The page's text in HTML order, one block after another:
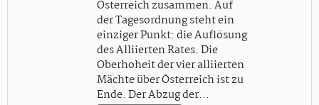
Österreich zusammen. Auf
der Tagesordnung steht ein
einziger Punkt: die Auflösung
des Alliierten Rates. Die
Oberhoheit der vier alliierten
Mächte über Österreich ist zu
Ende. Der Abzug der…